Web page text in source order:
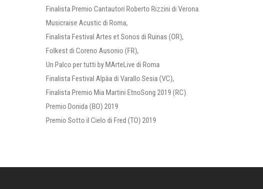
Finalista Premio Cantautori Roberto Rizzini di Verona.
Musicraise Acustic di Roma,
Finalista Festival Artes et Sonos di Ruinas (OR),
Folkest di Coreno Ausonio (FR),
Un Palco per tutti by MArteLive di Roma
Finalista Festival Alpàa di Varallo Sesia (VC),
Finalista Premio Mia Martini EtnoSong 2019 (RC).
Premio Donida (BO) 2019
Premio Sotto il Cielo di Fred (TO) 2019